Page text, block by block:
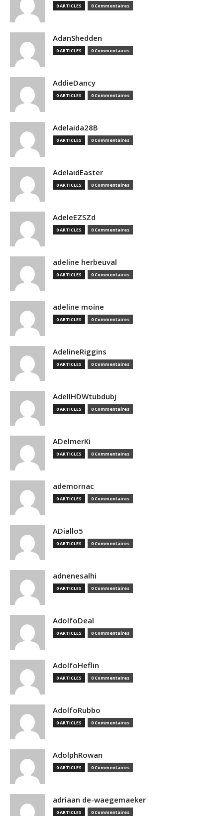
0 ARTICLES 0 Commentaires
AdanShedden
0 ARTICLES 0 Commentaires
AddieDancy
0 ARTICLES 0 Commentaires
Adelaida28B
0 ARTICLES 0 Commentaires
AdelaidEaster
0 ARTICLES 0 Commentaires
AdeleEZSZd
0 ARTICLES 0 Commentaires
adeline herbeuval
0 ARTICLES 0 Commentaires
adeline moine
0 ARTICLES 0 Commentaires
AdelineRiggins
0 ARTICLES 0 Commentaires
AdellHDWtubdubj
0 ARTICLES 0 Commentaires
ADelmerKi
0 ARTICLES 0 Commentaires
ademornac
0 ARTICLES 0 Commentaires
ADiallo5
0 ARTICLES 0 Commentaires
adnenesalhi
0 ARTICLES 0 Commentaires
AdolfoDeal
0 ARTICLES 0 Commentaires
AdolfoHeflin
0 ARTICLES 0 Commentaires
AdolfoRubbo
0 ARTICLES 0 Commentaires
AdolphRowan
0 ARTICLES 0 Commentaires
adriaan de-waegemaeker
0 ARTICLES 0 Commentaires